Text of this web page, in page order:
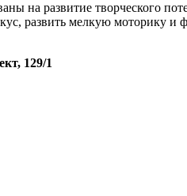
на развитие творческого
развить мелкую моторику и
129/1